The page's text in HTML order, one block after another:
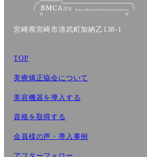
宮崎県宮崎市清武町加納乙138-1
TOP
美療矯正協会について
美容機器を導入する
資格を取得する
会員様の声・導入事例